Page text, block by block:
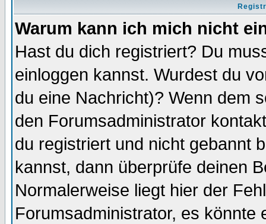
Warum kann ich mich nicht
Hast du dich registriert? Du
einloggen kannst. Wurdest du
du eine Nachricht)? Wenn dem
den Forumsadministrator
du registriert und nicht gebannt
kannst, dann überprüfe deinen
Normalerweise liegt hier der
Forumsadministrator, es könnte